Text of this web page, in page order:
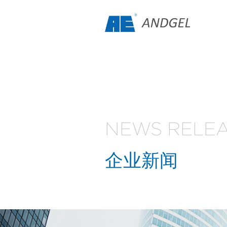
NEWS
企业新闻